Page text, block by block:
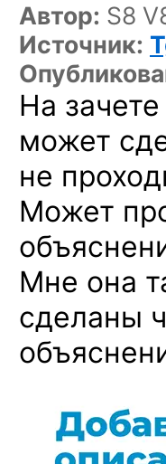
Автор: S8
Источник:
На
может
не
Может
Мне она
сделаны